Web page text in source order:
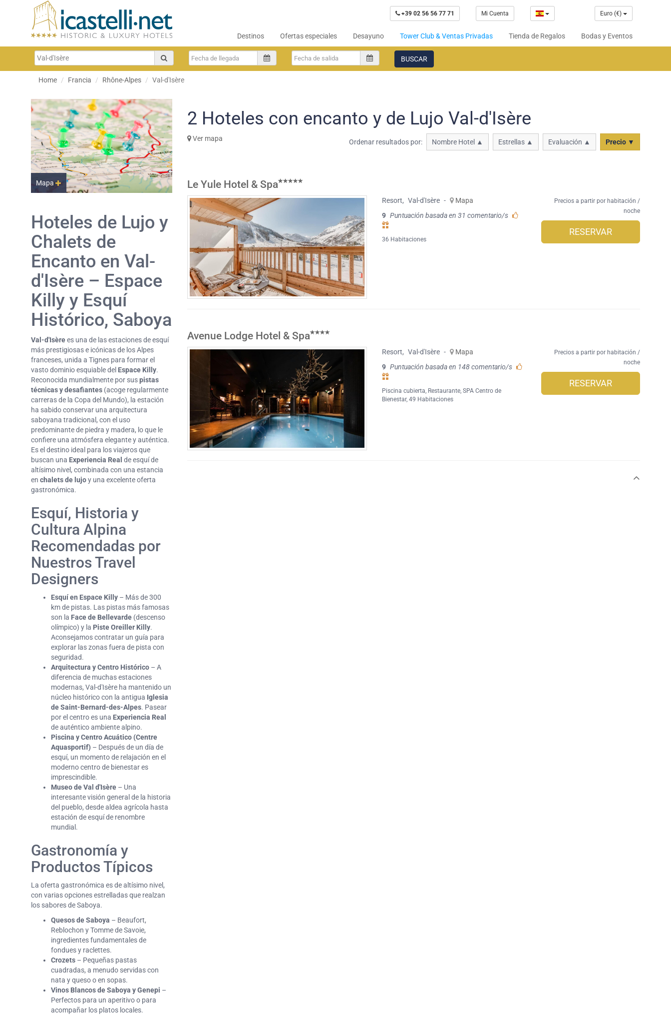
+39 02 56 56 77 71 Mi Cuenta Euro (€)
Destinos Ofertas especiales Desayuno Tower Club & Ventas Privadas Tienda de Regalos Bodas y Eventos
BUSCAR
Home Francia Rhône-Alpes Val-d'Isère
Mapa
Hoteles de Lujo y
Chalets de
Encanto en Val-
d'Isère – Espace
Killy y Esquí
Histórico, Saboya
Val-d'Isèrees una de las estaciones de esquí
más prestigiosas e icónicas de los Alpes
franceses, unida a Tignes para formar el
vasto dominio esquiable del Espace Killy.
Reconocida mundialmente por suspistas
técnicas y desafiantes (acoge regularmente
carreras de la Copa del Mundo), la estación
ha sabido conservar una arquitectura
saboyana tradicional, con el uso
predominante de piedra y madera, lo que le
confiere una atmósfera elegante y auténtica.
Es el destino ideal para los viajeros que
buscan una Experiencia Real de esquí de
altísimo nivel, combinada con una estancia
en chalets de lujoy una excelente oferta
gastronómica.
Esquí, Historia y
Cultura Alpina
Recomendadas por
Nuestros Travel
Designers
Esquí en Espace Killy – Más de 300
km de pistas. Las pistas más famosas
son la Face de Bellevarde (descenso
olímpico) y la Piste Oreiller Killy.
Aconsejamos contratar un guía para
explorar las zonas fuera de pista con
seguridad.
Arquitectura y Centro Histórico – A
diferencia de muchas estaciones
modernas, Val-d'Isère ha mantenido un
núcleo histórico con la antigua Iglesia
de Saint-Bernard-des-Alpes. Pasear
por el centro es una Experiencia Real
de auténtico ambiente alpino.
Piscina y Centro Acuático (Centre
Aquasportif) – Después de un día de
esquí, un momento de relajación en el
moderno centro de bienestar es
imprescindible.
Museo de Val d'Isère – Una
interesante visión general de la historia
del pueblo, desde aldea agrícola hasta
estación de esquí de renombre
mundial.
Gastronomía y
Productos Típicos
La oferta gastronómica es de altísimo nivel,
con varias opciones estrelladas que realzan
los sabores de Saboya.
Quesos de Saboya – Beaufort,
Reblochon y Tomme de Savoie,
ingredientes fundamentales de
fondues y raclettes.
Crozets – Pequeñas pastas
cuadradas, a menudo servidas con
nata y queso o en sopas.
Vinos Blancos de Saboya y Genepi –
Perfectos para un aperitivo o para
acompañar los platos locales.
2 Hoteles con encanto y de Lujo Val-d'Isère
Ver mapa Ordenar resultados por: Nombre Hotel ▲ Estrellas ▲ Evaluación ▲ Precio ▼
Le Yule Hotel & Spa
Resort, Val-d'Isère -
Mapa
9 Puntuación basada en 31 comentario/s
36 Habitaciones
Precios a partir por habitación /
noche
RESERVAR
Avenue Lodge Hotel & Spa
Resort, Val-d'Isère -
Mapa
9 Puntuación basada en 148 comentario/s
Piscina cubierta, Restaurante,SPA Centro de
Bienestar, 49 Habitaciones
Precios a partir por habitación /
noche
RESERVAR